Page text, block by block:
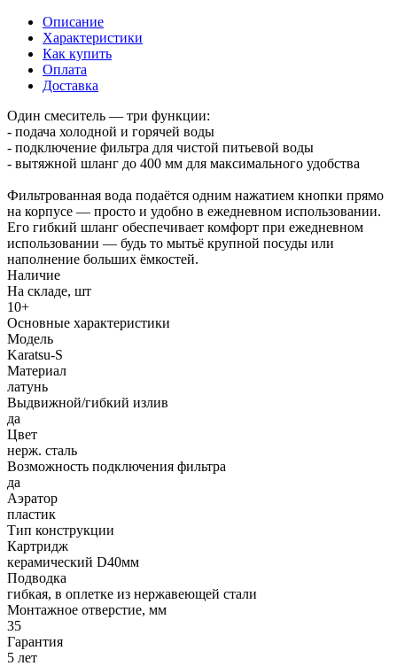
Описание
Характеристики
Как купить
Оплата
Доставка
Один смеситель — три функции:
- подача холодной и горячей воды
- подключение фильтра для чистой питьевой воды
- вытяжной шланг до 400 мм для максимального удобства
Фильтрованная вода подаётся одним нажатием кнопки прямо
на корпусе — просто и удобно в ежедневном использовании.
Его гибкий шланг обеспечивает комфорт при ежедневном
использовании — будь то мытьё крупной посуды или
наполнение больших ёмкостей.
Наличие
На складе, шт
10+
Основные характеристики
Модель
Karatsu-S
Материал
латунь
Выдвижной/гибкий излив
да
Цвет
нерж. сталь
Возможность подключения фильтра
да
Аэратор
пластик
Тип конструкции
Картридж
керамический D40мм
Подводка
гибкая, в оплетке из нержавеющей стали
Монтажное отверстие, мм
35
Гарантия
5 лет